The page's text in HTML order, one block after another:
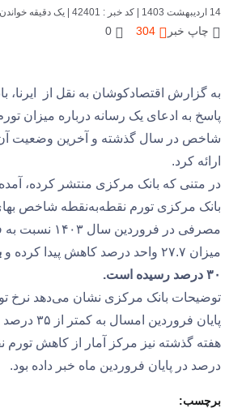
14 اردیبهشت 1403 | کد خبر : 42401 | یک دقیقه خواندن
چاپ خبر 304
0
به گزارش اقتصادکوشان به نقل از ایرنا،
پاسخ به ادعای یک رسانه درباره میزان
شاخص در سال گذشته و آخرین وضعیت
ارائه کرد.
در متنی که بانک مرکزی منتشر کرده،
بانک مرکزی تورم نقطه‌به‌نقطه شاخص
میزان ۲۷.۷ واحد درصد کاهش پیدا کرده و
۳۰ درصد رسیده است.
توضیحات بانک مرکزی نشان می‌دهد نرخ
پایان فروردین امسال به کمتر از ۳۵ درصد رسیده است.
درصد در پایان فروردین ماه خبر داده بود.
برچسب: